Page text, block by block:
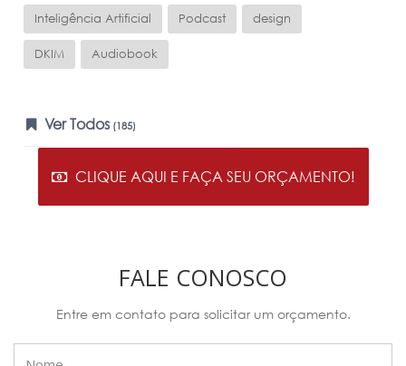
Inteligência Artificial Podcast design
DKIM Audiobook
Ver Todos (185)
CLIQUE AQUI E FAÇA SEU ORÇAMENTO!
FALE CONOSCO
Entre em contato para solicitar um orçamento.